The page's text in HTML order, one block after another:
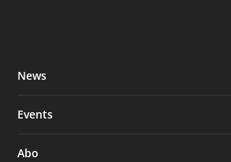
News
Events
Abo